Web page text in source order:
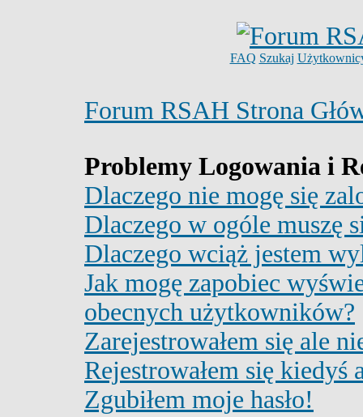
FAQ Szukaj
Forum RSAH Strona
Problemy Logowania i
Dlaczego nie mogę się
Dlaczego w ogóle muszę
Dlaczego wciąż jestem
Jak mogę zapobiec
obecnych użytkowników?
Zarejestrowałem się ale
Rejestrowałem się
Zgubiłem moje hasło!